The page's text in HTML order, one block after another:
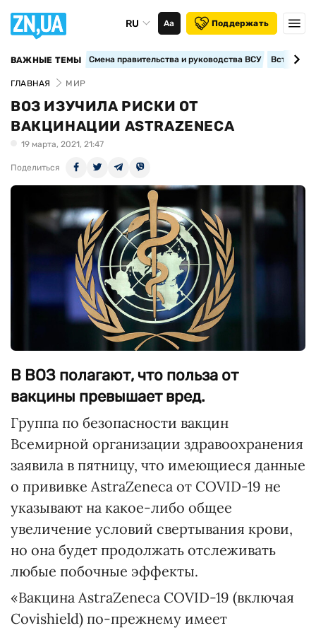
RU Аа Поддержать
ВАЖНЫЕ ТЕМЫ Смена правительства и руководства ВСУ
ГЛАВНАЯ МИР
ВОЗ ИЗУЧИЛА РИСКИ ОТ
ВАКЦИНАЦИИ ASTRAZENECA
19 марта, 2021, 21:47
Поделиться
В ВОЗ полагают, что польза от
вакцины превышает вред.
Группа по безопасности вакцин
Всемирной организации здравоохранения
заявила в пятницу, что имеющиеся данные
о прививке AstraZeneca от COVID-19 не
указывают на какое-либо общее
увеличение условий свертывания крови,
но она будет продолжать отслеживать
любые побочные эффекты.
«Вакцина AstraZeneca COVID-19 (включая
Covishield) по-прежнему имеет